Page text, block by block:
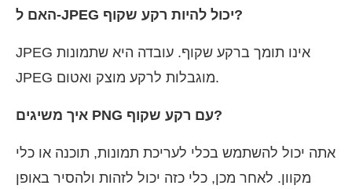
האם ל-JPEG יכול להיות רקע שקוף?
JPEG אינו תומך ברקע שקוף. עובדה היא שתמונות
JPEG מוגבלות לרקע מוצק ואטום.
איך משיגים PNG עם רקע שקוף?
אתה יכול להשתמש בכלי לעריכת תמונות, תוכנה או כלי
מקוון. לאחר מכן, כלי כזה יכול לזהות ולהסיר באופן